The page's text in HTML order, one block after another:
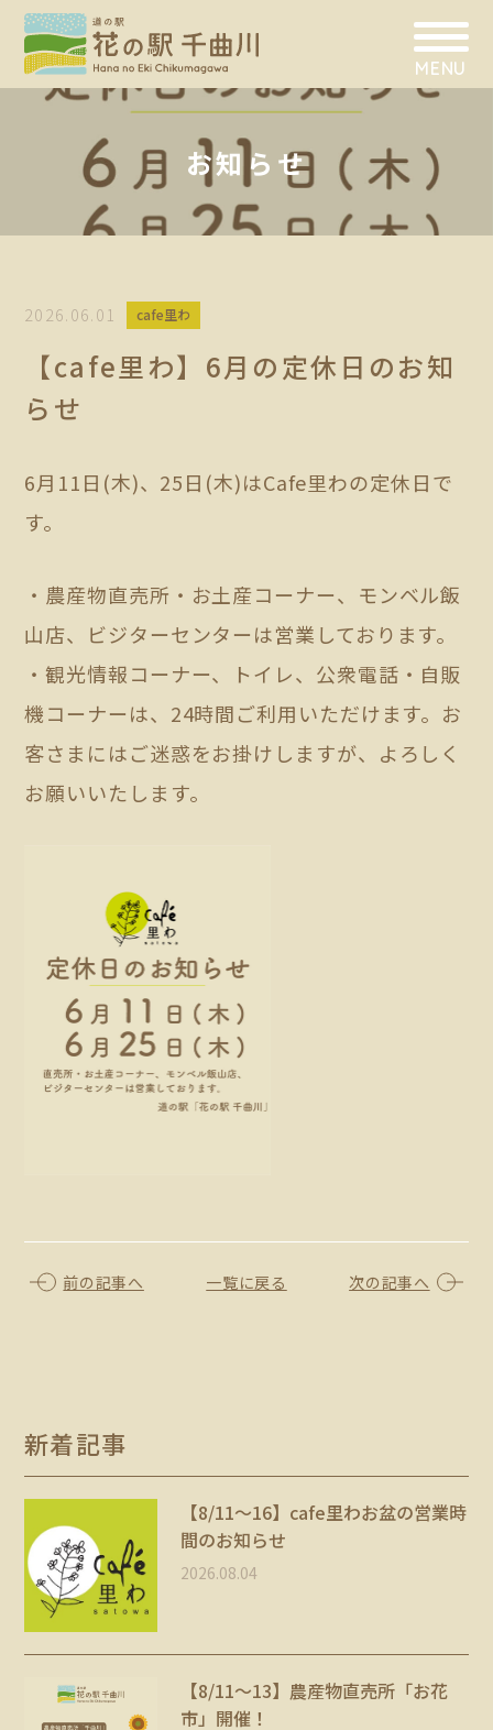
MENU
お知らせ
2026.06.01 cafe里わ
【cafe里わ】6月の定休日のお知
らせ
6月11日(木)、25日(木)はCafe里わの定休日で
す。
・農産物直売所・お土産コーナー、モンベル飯
山店、ビジターセンターは営業しております。
・観光情報コーナー、トイレ、公衆電話・自販
機コーナーは、24時間ご利用いただけます。お
客さまにはご迷惑をお掛けしますが、よろしく
お願いいたします。
前の記事へ 一覧に戻る 次の記事へ
新着記事
【8/11〜16】cafe里わお盆の営業時
間のお知らせ
2026.08.04
【8/11～13】農産物直売所「お花
市」開催！